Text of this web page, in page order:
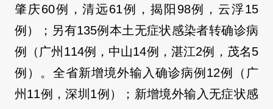
肇庆60例，清远61例，揭阳98例，云浮15
例）；另有135例本土无症状感染者转确诊病
例（广州114例，中山14例，湛江2例，茂名5
例）。全省新增境外输入确诊病例12例（广
州11例，深圳1例）；新增境外输入无症状感